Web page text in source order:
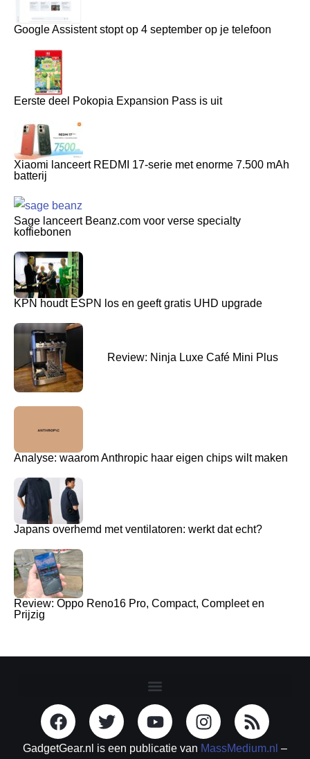
Google Assistent stopt op 4 september op je telefoon
Eerste deel Pokopia Expansion Pass is uit
Xiaomi lanceert REDMI 17-serie met enorme 7.500 mAh
batterij
Sage lanceert Beanz.com voor verse specialty
koffiebonen
KPN houdt ESPN los en geeft gratis UHD upgrade
Review: Ninja Luxe Café Mini Plus
Analyse: waarom Anthropic haar eigen chips wilt maken
Japans overhemd met ventilatoren: werkt dat echt?
Review: Oppo Reno16 Pro, Compact, Compleet en
Prijzig
GadgetGear.nl is een publicatie van MassMedium.nl –